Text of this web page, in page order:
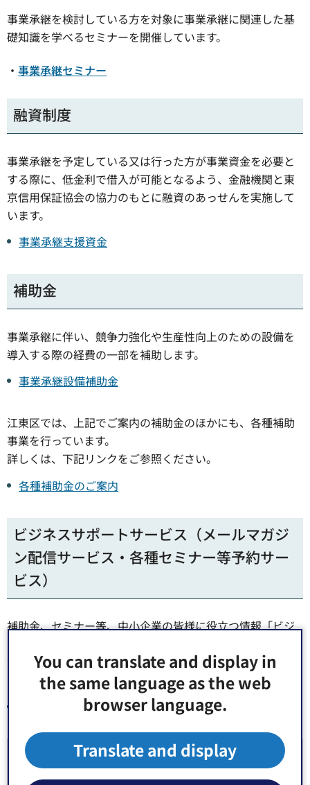
You can translate and display in
the same language as the web
browser language.
Translate and display
事業承継を検討している方を対象に事業承継に関連した基
礎知識を学べるセミナーを開催しています。
・ 事業承継セミナー
融資制度
事業承継を予定している又は行った方が事業資金を必要と
する際に、低金利で借入が可能となるよう、金融機関と東
京信用保証協会の協力のもとに融資のあっせんを実施して
います。
事業承継支援資金
補助金
事業承継に伴い、競争力強化や生産性向上のための設備を
導入する際の経費の一部を補助します。
事業承継設備補助金
江東区では、上記でご案内の補助金のほかにも、各種補助
事業を行っています。
詳しくは、下記リンクをご参照ください。
各種補助金のご案内
ビジネスサポートサービス（メールマガジ
ン配信サービス・各種セミナー等予約サー
ビス）
補助金、セミナー等、中小企業の皆様に役立つ情報「ビジ
済課で行う各種セミナーの予約をすることができるサービ
スです。
ビジネスサポートサービス
お問い合わせ先